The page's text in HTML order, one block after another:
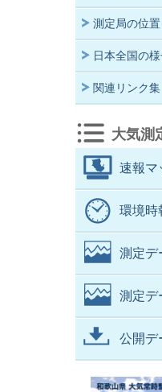
測定局の位
日本全国の
関連リンク集
大気測
速報マ
環境時
測定デ
測定デ
公開デ